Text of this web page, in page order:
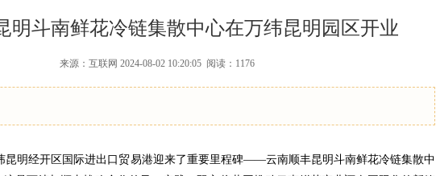
明斗南鲜花冷链集散中心在万纬昆明园区开业
来源：互联网 2024-08-02 10:20:05 阅读：1176
明经开区国际进出口贸易港迎来了重要里程碑——云南顺丰昆明斗南鲜花冷链集散中